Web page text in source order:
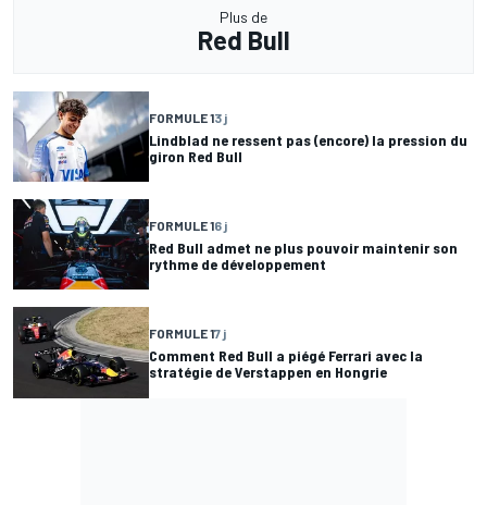
Plus de
Red Bull
FORMULE 13 j
Lindblad ne ressent pas (encore) la pression du
giron Red Bull
FORMULE 16 j
Red Bull admet ne plus pouvoir maintenir son
rythme de développement
FORMULE 17 j
Comment Red Bull a piégé Ferrari avec la
stratégie de Verstappen en Hongrie